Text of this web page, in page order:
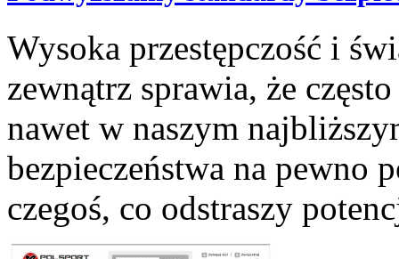
Wysoka przestępczość i
zewnątrz sprawia, że
nawet w naszym
bezpieczeństwa na pewno
czegoś, co odstraszy